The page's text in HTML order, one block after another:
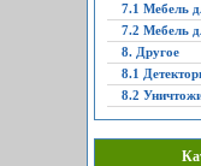
7.1 Мебель
7.2 Мебель
8. Другое
8.1
8.2